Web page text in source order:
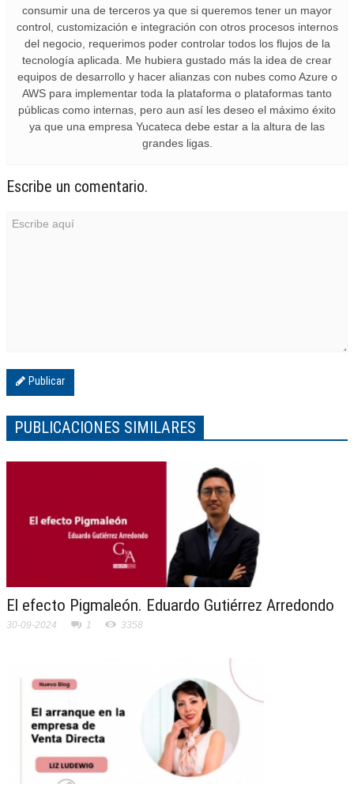
consumir una de terceros ya que si queremos tener un mayor
control, customización e integración con otros procesos internos
del negocio, requerimos poder controlar todos los flujos de la
tecnología aplicada. Me hubiera gustado más la idea de crear
equipos de desarrollo y hacer alianzas con nubes como Azure o
AWS para implementar toda la plataforma o plataformas tanto
públicas como internas, pero aun así les deseo el máximo éxito
ya que una empresa Yucateca debe estar a la altura de las
grandes ligas.
Escribe un comentario.
Publicar
PUBLICACIONES SIMILARES
El efecto Pigmaleón. Eduardo Gutiérrez Arredondo
30-09-2024 1 3358